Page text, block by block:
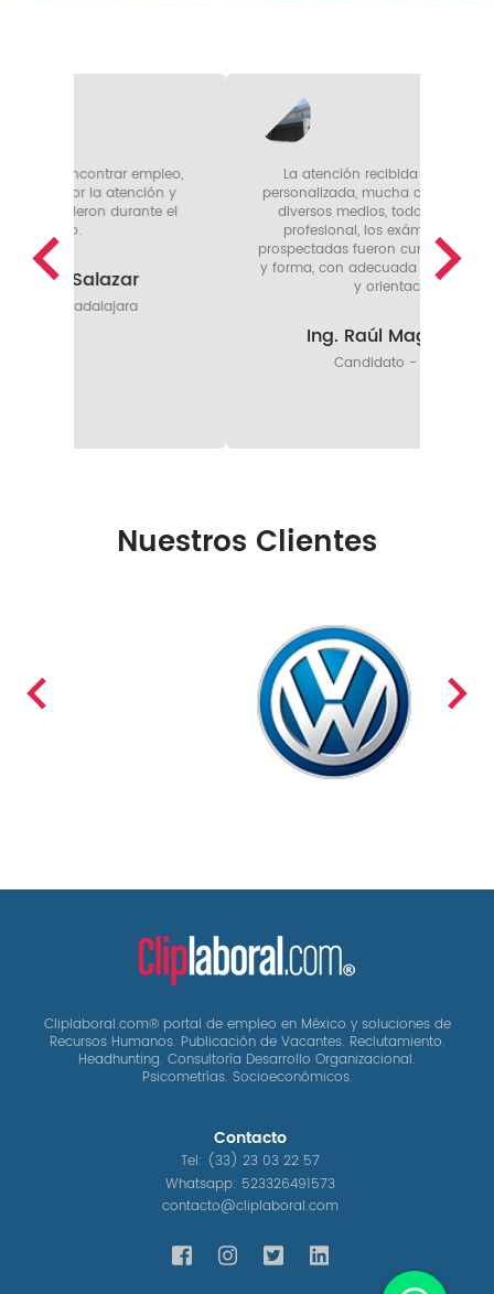
La atención recibida fue de verdad
personalizada, mucha comunicación por
diversos medios, todo de forma muy
profesional, los exámenes y fechas
prospectadas fueron cumplidas en tiempo
y forma, con adecuada retroalimentación
Ing. Raúl Magallanes
Nuestros Clientes
Cliplaboral.com® portal de empleo en México y soluciones de
Recursos Humanos. Publicación de Vacantes. Reclutamiento.
Headhunting. Consultoría Desarrollo Organizacional.
Psicometrías. Socioeconómicos.
Contacto
Tel: (33) 23 03 22 57
Whatsapp: 523326491573
contacto@cliplaboral.com